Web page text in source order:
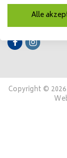
Folge uns
Copyright ©
Alle